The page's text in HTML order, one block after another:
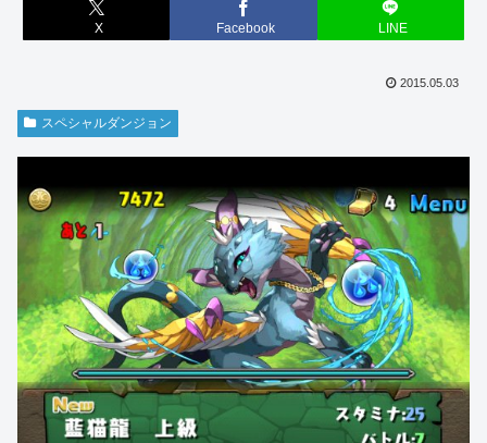
X Facebook LINE
2015.05.03
スペシャルダンジョン